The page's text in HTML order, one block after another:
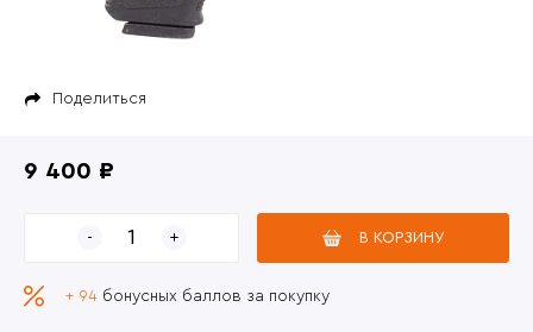
Поделиться
9 400 ₽
В КОРЗИНУ
+ 94 бонусных баллов за покупку